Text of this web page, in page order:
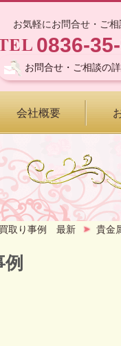
お気軽にお問合せ・ご
0836-
お問合せ・ご相談の
会社概要
取り事例 最新 貴金